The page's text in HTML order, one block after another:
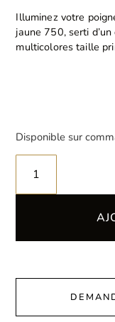
Illuminez votre
jaune 750, serti
multicolores taille
Disponible sur